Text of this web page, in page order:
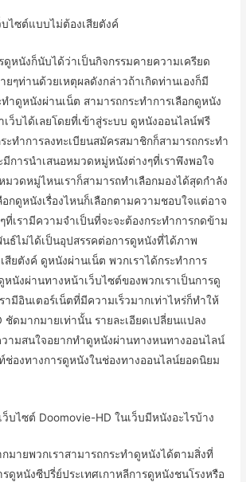
ไซต์แบบไม่ต้องเสียตังค์
ดูหนังก็นับได้ว่าเป็นกิจกรรมคายความเครียด
ยๆท่านด้วยเหตุผลดังกล่าวถ้าเกิดท่านเองก็มี
ำดูหนังผ่านเน็ต สามารถกระทำการเลือกดูหนัง
ว็บได้เลยโดยที่เข้าสู่ระบบ ดูหนังออนไลน์ฟรี
ะทำการลงทะเบียนสมัครสมาชิกก็สามารถกระทำ
มีการนำเสนอหมวดหมู่หนังต่างๆที่เราพึงพอใจ
มวดหมู่ไหนเราก็สามารถทำเลือกมองได้สุดกำลัง
อกดูหนังเรื่องไหนก็เลือกตามความชอบใจแต่อาจ
เรามีความจำเป็นที่จะจะต้องกระทำการกดข้าม
ธ์ไม่ได้เป็นอุปสรรคต่อการดูหนังที่ได้ภาพ
สียตังค์ ดูหนังผ่านเน็ต พวกเราได้กระทำการ
นังผ่านทางหน้าเว็บไซต์ของพวกเราเป็นการดู
ามีอินเตอร์เน็ตที่มีความเร็วมากเท่าไหร่ก็ทำให้
ชัดมากมายเท่านั้น รายละเอียดเปลี่ยนแปลง
ามสนใจอยากทำดูหนังผ่านทางหนทางออนไลน์
ช่องทางการดูหนังในช่องทางออนไลน์ยอดนิยม
บไซต์ Doomovie-HD ในเว็บมีหนังอะไรบ้าง
มายพวกเราสามารถกระทำดูหนังได้ตามสิ่งที่
รดูหนังซีปรี่ย์ประเทศเกาหลีการดูหนังชนโรงหรือ